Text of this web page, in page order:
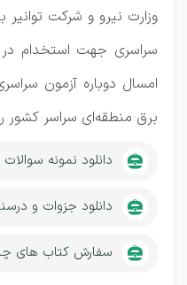
سراسری جهت استخدام
امسال دوباره آزمون
برق منطقه‌ای سراسر کشور
دانلود نمونه
دانلود جزوات و
سفارش کتاب های